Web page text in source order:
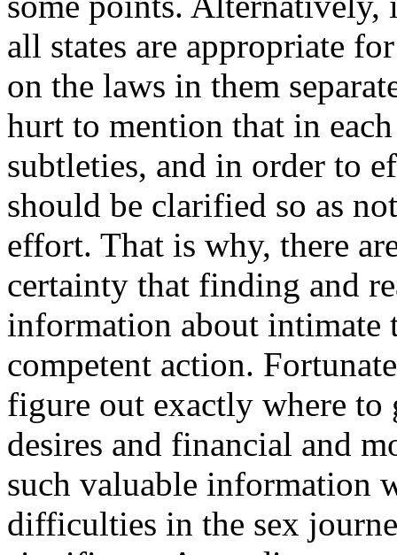
all states are appropriate
on the laws in them
hurt to mention that in each
subtleties, and in order to
should be clarified so as
effort. That is why, there
certainty that finding and
information about intimate
competent action.
figure out exactly where
desires and financial and
such valuable information
difficulties in the sex